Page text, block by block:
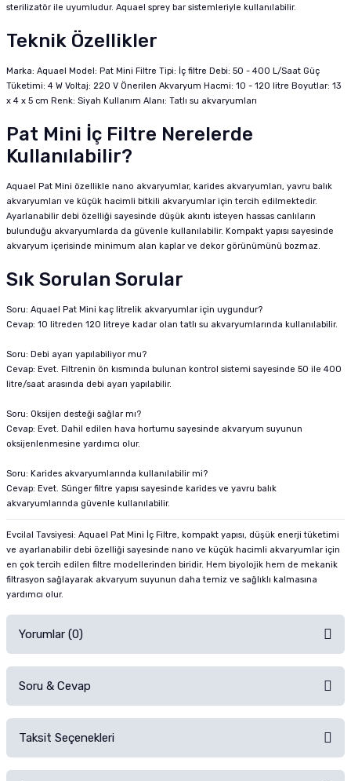
sterilizatör ile uyumludur. Aquael sprey bar sistemleriyle kullanılabilir.
Teknik Özellikler
Marka: Aquael Model: Pat Mini Filtre Tipi: İç filtre Debi: 50 - 400 L/Saat Güç
Tüketimi: 4 W Voltaj: 220 V Önerilen Akvaryum Hacmi: 10 - 120 litre Boyutlar: 13
x 4 x 5 cm Renk: Siyah Kullanım Alanı: Tatlı su akvaryumları
Pat Mini İç Filtre Nerelerde
Kullanılabilir?
Aquael Pat Mini özellikle nano akvaryumlar, karides akvaryumları, yavru balık
akvaryumları ve küçük hacimli bitkili akvaryumlar için tercih edilmektedir.
Ayarlanabilir debi özelliği sayesinde düşük akıntı isteyen hassas canlıların
bulunduğu akvaryumlarda da güvenle kullanılabilir. Kompakt yapısı sayesinde
akvaryum içerisinde minimum alan kaplar ve dekor görünümünü bozmaz.
Sık Sorulan Sorular
Soru: Aquael Pat Mini kaç litrelik akvaryumlar için uygundur?
Cevap: 10 litreden 120 litreye kadar olan tatlı su akvaryumlarında kullanılabilir.
Soru: Debi ayarı yapılabiliyor mu?
Cevap: Evet. Filtrenin ön kısmında bulunan kontrol sistemi sayesinde 50 ile 400
litre/saat arasında debi ayarı yapılabilir.
Soru: Oksijen desteği sağlar mı?
Cevap: Evet. Dahil edilen hava hortumu sayesinde akvaryum suyunun
oksijenlenmesine yardımcı olur.
Soru: Karides akvaryumlarında kullanılabilir mi?
Cevap: Evet. Sünger filtre yapısı sayesinde karides ve yavru balık
akvaryumlarında güvenle kullanılabilir.
Evcilal Tavsiyesi: Aquael Pat Mini İç Filtre, kompakt yapısı, düşük enerji tüketimi
ve ayarlanabilir debi özelliği sayesinde nano ve küçük hacimli akvaryumlar için
en çok tercih edilen filtre modellerinden biridir. Hem biyolojik hem de mekanik
filtrasyon sağlayarak akvaryum suyunun daha temiz ve sağlıklı kalmasına
yardımcı olur.
Yorumlar (0)
Ürünü Satın Al ve Yorumla
Soru & Cevap
Taksit Seçenekleri